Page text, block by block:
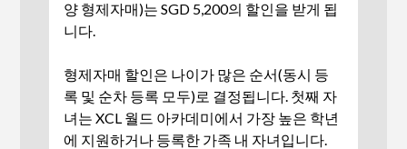
양 형제자매)는 SGD 5,200의 할인을 받게 됩
니다.
형제자매 할인은 나이가 많은 순서(동시 등
록 및 순차 등록 모두)로 결정됩니다. 첫째 자
녀는 XCL 월드 아카데미에서 가장 높은 학년
에 지원하거나 등록한 가족 내 자녀입니다.